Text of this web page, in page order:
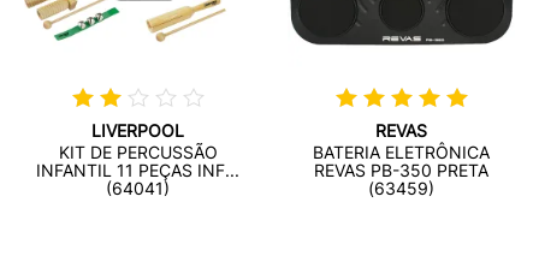
LIVERPOOL
KIT DE PERCUSSÃO
INFANTIL 11 PEÇAS INF...
(64041)
REVAS
BATERIA ELETRÔNICA
REVAS PB-350 PRETA
(63459)